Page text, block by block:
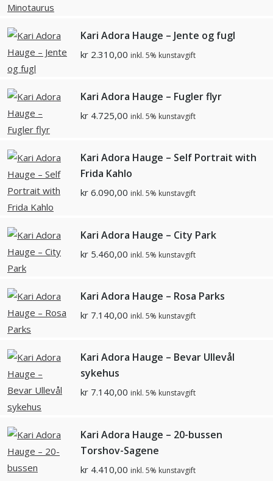
Kari Adora Hauge – Jente og fugl
kr 2.310,00 inkl. 5% kunstavgift
Kari Adora Hauge – Fugler flyr
kr 4.725,00 inkl. 5% kunstavgift
Kari Adora Hauge – Self Portrait with
Frida Kahlo
kr 6.090,00 inkl. 5% kunstavgift
Kari Adora Hauge – City Park
kr 5.460,00 inkl. 5% kunstavgift
Kari Adora Hauge – Rosa Parks
kr 7.140,00 inkl. 5% kunstavgift
Kari Adora Hauge – Bevar Ullevål
sykehus
kr 7.140,00 inkl. 5% kunstavgift
Kari Adora Hauge – 20-bussen
Torshov-Sagene
kr 4.410,00 inkl. 5% kunstavgift